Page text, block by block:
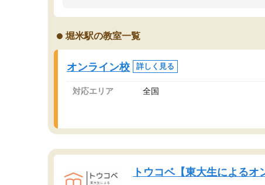
堀米駅の教室一覧
オンライン校 詳しく見る
対応エリア 全国
トウコベ【東大生によるオ